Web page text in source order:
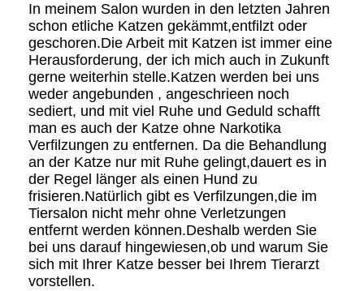
In meinem Salon wurden in den letzten Jahren
schon etliche Katzen gekämmt,entfilzt oder
geschoren.Die Arbeit mit Katzen ist immer eine
Herausforderung, der ich mich auch in Zukunft
gerne weiterhin stelle.Katzen werden bei uns
weder angebunden , angeschrieen noch
sediert, und mit viel Ruhe und Geduld schafft
man es auch der Katze ohne Narkotika
Verfilzungen zu entfernen. Da die Behandlung
an der Katze nur mit Ruhe gelingt,dauert es in
der Regel länger als einen Hund zu
frisieren.Natürlich gibt es Verfilzungen,die im
Tiersalon nicht mehr ohne Verletzungen
entfernt werden können.Deshalb werden Sie
bei uns darauf hingewiesen,ob und warum Sie
sich mit Ihrer Katze besser bei Ihrem Tierarzt
vorstellen.